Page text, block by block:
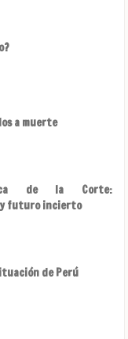
a muerte
de la Corte:
futuro incierto
de Perú